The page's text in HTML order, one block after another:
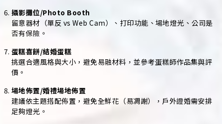
攝影攤位/Photo Booth
留意器材（單反 vs Web Cam）、打印功能、場地燈光、公司是
否有保險。
蛋糕喜餅/結婚蛋糕
挑選合適風格與大小，避免易融材料，並參考蛋糕師作品集與評
價。
場地佈置/婚禮場地佈置
建議依主題搭配佈置，避免全鮮花（易凋謝），戶外證婚需安排
足夠燈光。